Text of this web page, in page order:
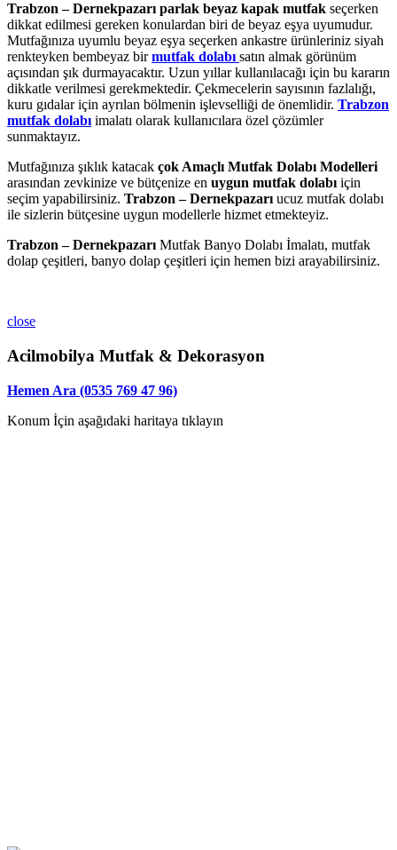
Trabzon – Dernekpazarı parlak beyaz kapak mutfak seçerken
dikkat edilmesi gereken konulardan biri de beyaz eşya uyumudur.
Mutfağınıza uyumlu beyaz eşya seçerken ankastre ürünleriniz siyah
renkteyken bembeyaz birmutfak dolabı satın almak görünüm
açısından şık durmayacaktır. Uzun yıllar kullanılacağı için bu kararın
dikkatle verilmesi gerekmektedir. Çekmecelerin sayısının fazlalığı,
kuru gıdalar için ayrılan bölmenin işlevselliği de önemlidir. Trabzon
mutfak dolabı imalatı olarak kullanıcılara özel çözümler
sunmaktayız.
Mutfağınıza şıklık katacak çok Amaçlı Mutfak Dolabı Modelleri
arasından zevkinize ve bütçenize en uygun mutfak dolabı için
seçim yapabilirsiniz. Trabzon – Dernekpazarı ucuz mutfak dolabı
ile sizlerin bütçesine uygun modellerle hizmet etmekteyiz.
Trabzon – Dernekpazarı Mutfak Banyo Dolabı İmalatı, mutfak
dolap çeşitleri, banyo dolap çeşitleri için hemen bizi arayabilirsiniz.
close
Acilmobilya Mutfak & Dekorasyon
Hemen Ara (0535 769 47 96)
Konum İçin aşağıdaki haritaya tıklayın